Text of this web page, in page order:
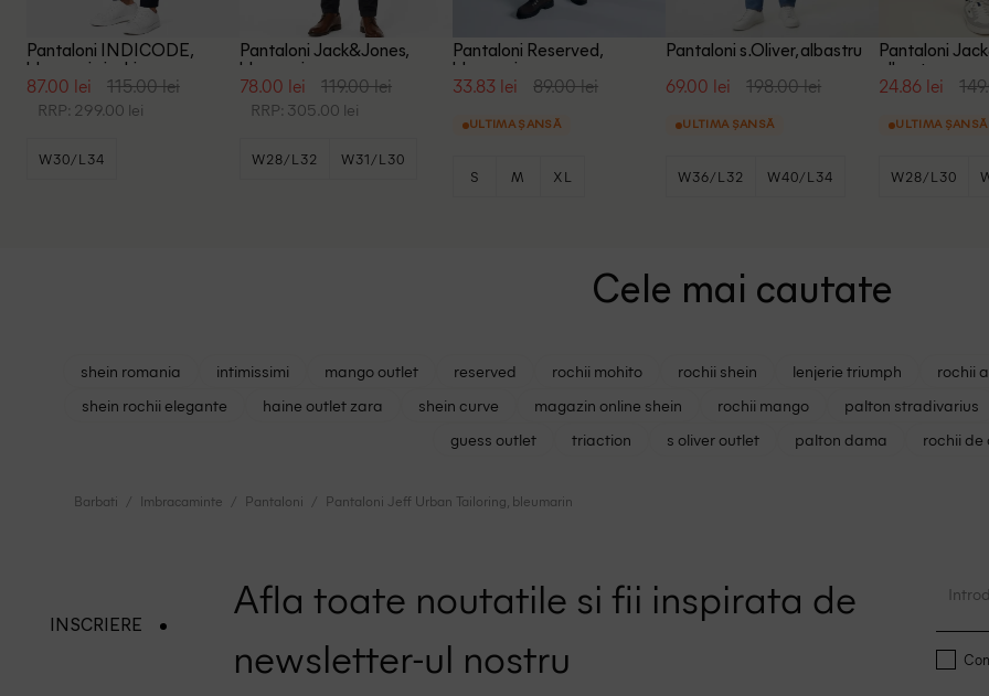
Pantaloni INDICODE,
bleumarin inchis
87.00 lei 115.00 lei
RRP: 299.00 lei
W30/L34
Pantaloni Jack&Jones,
bleumarin
78.00 lei 119.00 lei
RRP: 305.00 lei
W28/L32 W31/L30
Pantaloni Reserved,
bleumarin
33.83 lei 89.00 lei
ULTIMA ȘANSĂ
S M XL
Pantaloni s.Oliver, albastru
69.00 lei 198.00 lei
ULTIMA ȘANSĂ
W36/L32 W40/L34
Pantaloni
albastru
24.86 lei
ULTIMA ȘANSĂ
W28/L30
Cele mai cautate
shein romania intimissimi mango outlet reserved rochii mohito rochii shein lenjerie triumph rochii
shein rochii elegante
haine outlet zara shein curve magazin online shein rochii mango palton stradivarius
guess outlet
triaction s oliver outlet palton dama rochii de
Barbati Imbracaminte Pantaloni Pantaloni Jeff Urban Tailoring, bleumarin
INSCRIERE
Afla toate noutatile si fii inspirata de
newsletter-ul nostru